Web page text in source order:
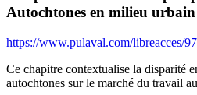
Autochtones en milieu urbain
https://www.pulaval.com/libreacces/
Ce chapitre contextualise la disparité
autochtones sur le marché du travail